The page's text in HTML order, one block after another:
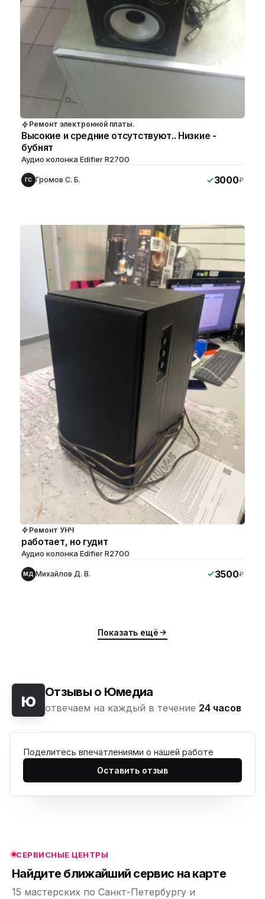
Ремонт электронной платы.
Высокие и средние отсутствуют.. Низкие -
бубнят
Аудио колонка Edifier R2700
ГС Громов С. Б. 3000₽
Ремонт УНЧ
работает, но гудит
Аудио колонка Edifier R2700
МД Михайлов Д. В. 3500₽
Показать ещё
ю Отзывы о Юмедиа
отвечаем на каждый в течение 24 часов
Поделитесь впечатлениями о нашей работе
Оставить отзыв
СЕРВИСНЫЕ ЦЕНТРЫ
Найдите ближайший сервис на карте
15 мастерских по Санкт-Петербургу и
ю